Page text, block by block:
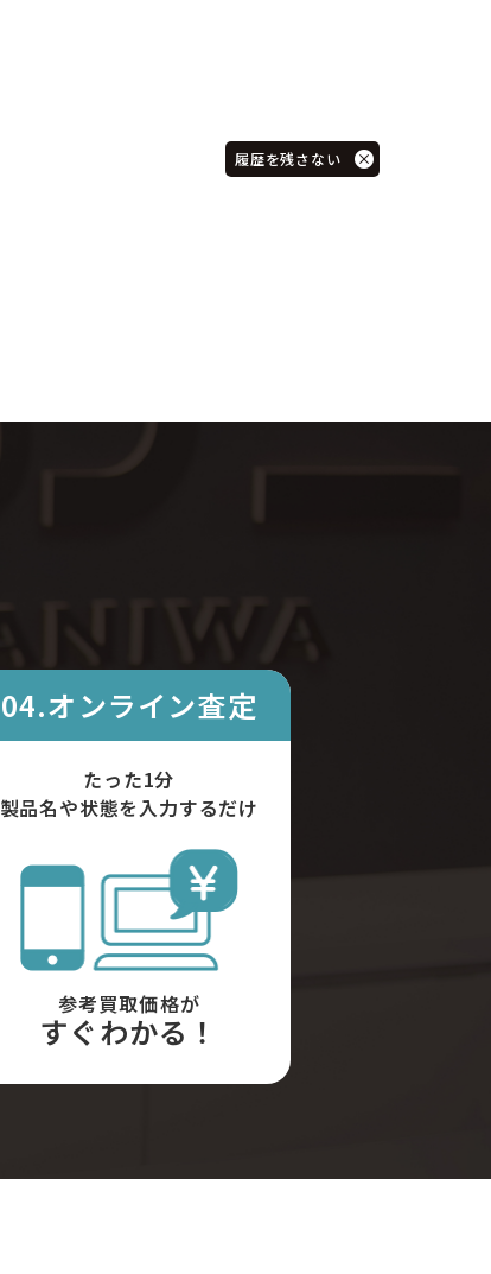
履歴を残さない
04.オンライン査定
たった1分
製品名や状態を入力するだけ
参考買取価格が
すぐわかる！